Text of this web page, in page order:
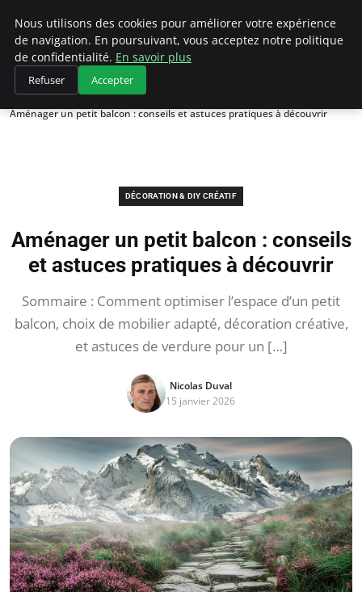
Bricoler Comme Un Pro
Accueil
Décoration & DIY créatif
Aménager un petit balcon : conseils et astuces pratiques à découvrir
DÉCORATION & DIY CRÉATIF
Aménager un petit balcon : conseils
et astuces pratiques à découvrir
Sommaire : Comment optimiser l’espace d’un petit
balcon, choix de mobilier adapté, décoration créative,
et astuces de verdure pour un […]
Nicolas Duval
15 janvier 2026
Nous utilisons des cookies pour améliorer votre expérience
de navigation. En poursuivant, vous acceptez notre politique
de confidentialité. En savoir plus
Refuser Accepter